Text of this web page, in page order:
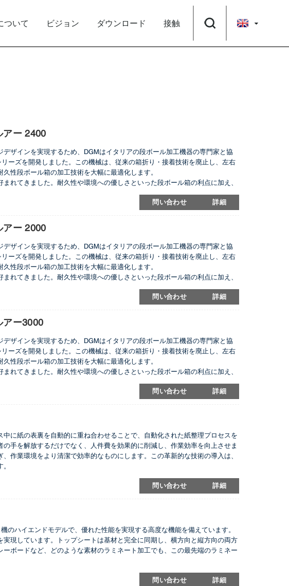
ついて ビジョン ダウンロード 接触
アー 2400
ザインを実現するため、DGMはイタリアの段ボール加工機器の専門家と協
ーズを開発しました。この機械は、従来の箱折り・接着技術を廃止し、左右
性段ボール箱の加工技術を大幅に最適化します。
れてきました。耐久性や環境への優しさといった段ボール箱の利点に加え、
問い合わせ 詳細
アー 2000
ザインを実現するため、DGMはイタリアの段ボール加工機器の専門家と協
ーズを開発しました。この機械は、従来の箱折り・接着技術を廃止し、左右
性段ボール箱の加工技術を大幅に最適化します。
れてきました。耐久性や環境への優しさといった段ボール箱の利点に加え、
問い合わせ 詳細
アー3000
ザインを実現するため、DGMはイタリアの段ボール加工機器の専門家と協
ーズを開発しました。この機械は、従来の箱折り・接着技術を廃止し、左右
性段ボール箱の加工技術を大幅に最適化します。
れてきました。耐久性や環境への優しさといった段ボール箱の利点に加え、
問い合わせ 詳細
に紙の表裏を自動的に重ね合わせることで、自動化された紙整理プロセスを
手を解放するだけでなく、人件費を効果的に削減し、作業効率を向上させま
作業環境をより清潔で効率的なものにします。この革新的な技術の導入は、
問い合わせ 詳細
ハイエンドモデルで、優れた性能を実現する高度な機能を備えています。
現しています。トップシートは基材と完全に同期し、横方向と縦方向の両方
ボードなど、どのような素材のラミネート加工でも、この最先端のラミネー
問い合わせ 詳細